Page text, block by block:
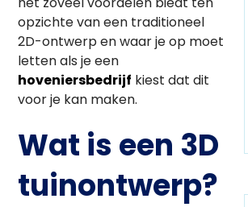
opzichte van een traditioneel
2D-ontwerp en waar je op moet
letten als je een
hoveniersbedrijf kiest dat dit
voor je kan maken.
Wat is een 3D
tuinontwerp?